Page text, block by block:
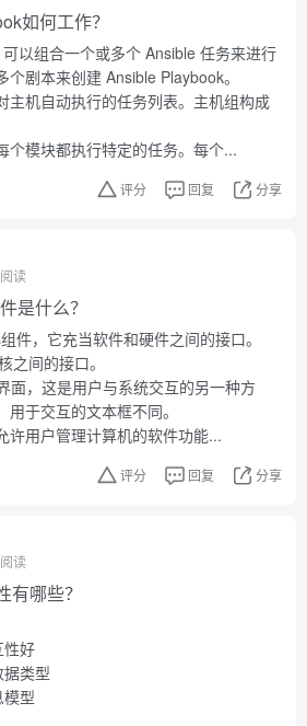
如何工作？
以组合一个或多个 Ansible 任务来进行
剧本来创建 Ansible Playbook。
主机自动执行的任务列表。主机组构成
个模块都执行特定的任务。每个...
评分 回复 分享
读
是什么？
件，它充当软件和硬件之间的接口。
之间的接口。
面，这是用户与系统交互的另一种方
于交互的文本框不同。
许用户管理计算机的软件功能...
评分 回复 分享
读
有哪些？
性好
类型
型